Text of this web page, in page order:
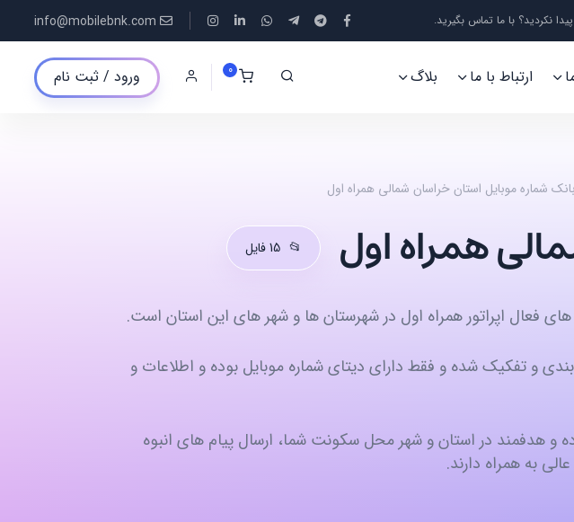
نکردید؟ با ما تماس بگیرید. info@mobilebnk.com
ارتباط با ما بلاگ 0 ورود / ثبت نام
شماره موبایل استان خراسان شمالی همراه اول
همراه اول 📂 15 فایل
فعال اپراتور همراه اول در شهرستان ها و شهر های این استان است.
و تفکیک شده و فقط دارای دیتای شماره موبایل بوده و اطلاعات و
و هدفمند در استان و شهر محل سکونت شما، ارسال پیام‌ های انبوه
به همراه دارند.